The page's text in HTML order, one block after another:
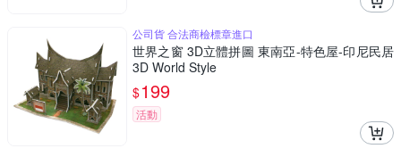
公司貨 合法商檢標章進口
世界之窗 3D立體拼圖 東南亞-特色屋-印尼民居
3D World Style
$199
活動